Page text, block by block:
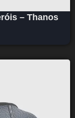
– Thanos